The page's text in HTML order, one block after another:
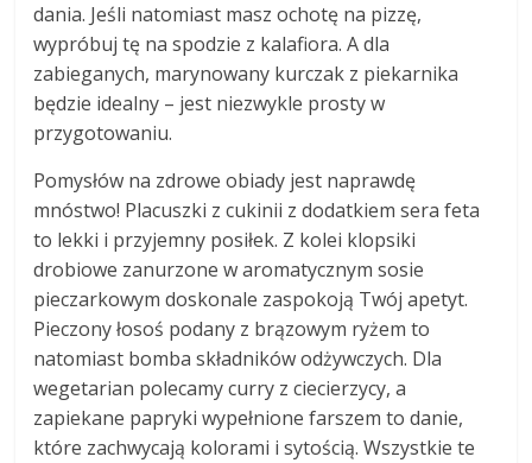
dania. Jeśli natomiast masz ochotę na pizzę,
wypróbuj tę na spodzie z kalafiora. A dla
zabieganych, marynowany kurczak z piekarnika
będzie idealny – jest niezwykle prosty w
przygotowaniu.
Pomysłów na zdrowe obiady jest naprawdę
mnóstwo! Placuszki z cukinii z dodatkiem sera feta
to lekki i przyjemny posiłek. Z kolei klopsiki
drobiowe zanurzone w aromatycznym sosie
pieczarkowym doskonale zaspokoją Twój apetyt.
Pieczony łosoś podany z brązowym ryżem to
natomiast bomba składników odżywczych. Dla
wegetarian polecamy curry z ciecierzycy, a
zapiekane papryki wypełnione farszem to danie,
które zachwycają kolorami i sytością. Wszystkie te